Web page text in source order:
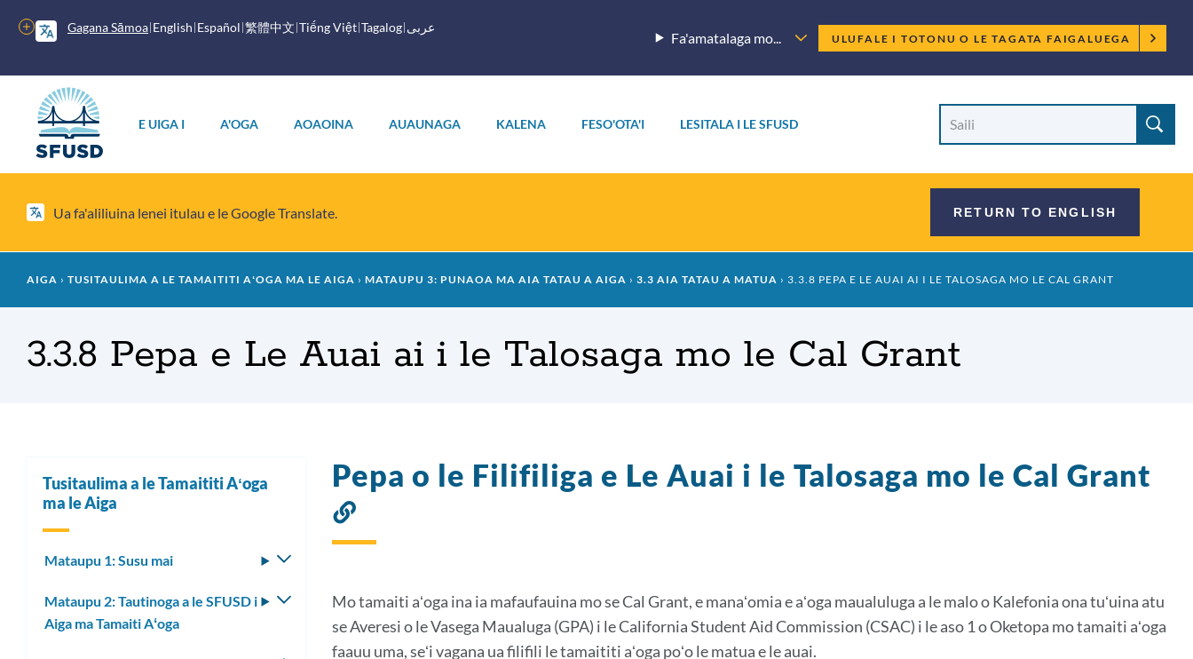
autū
Gagana Sāmoa English Español 繁體中文 Tiếng Việt Tagalog عربى
Isi
filifiliga
Fa'amatalaga mo...
Lisi
o
faigaluega
ULUFALE I TOTONU O LE TAGATA FAIGALUEGA
autū
E UIGA I A'OGA AOAOINA AUAUNAGA KALENA FESO'OTA'I LESITALA I LE SFUSD
Su'ega
luga
o
le
upega
tafa'ilagi
le
Upega
Ua fa'aliliuina lenei itulau e le Google Translate. RETURN TO ENGLISH
Paluga
AIGA TUSITAULIMA A LE TAMAITITI AʻOGA MA LE AIGA MATAUPU 3: PUNAOA MA AIA TATAU A AIGA 3.3 AIA TATAU A MATUA 3.3.8 PEPA E LE AUAI AI I LE TALOSAGA MO LE CAL GRANT
3.3.8 Pepa e Le Auai ai i le Talosaga mo le Cal Grant
Pepa o le Filifiliga e Le Auai i le Talosaga mo le Cal Grant
So'otaga
i
vaega
Mo tamaiti aʻoga ina ia mafaufauina mo se Cal Grant, e manaʻomia e aʻoga maualuluga a le malo o Kalefonia ona tuʻuina atu
se Averesi o le Vasega Maualuga (GPA) i le California Student Aid Commission (CSAC) i le aso 1 o Oketopa mo tamaiti aʻoga
faauu uma, seʻi vagana ua filifili le tamaititi aʻoga poʻo le matua e le auai.
Tusitaulima a le Tamaititi Aʻoga
ma le Aiga
Mataupu 1: Susu mai
Fa'asolo
Mataupu 2: Tautinoga a le SFUSD i
Aiga ma Tamaiti Aʻoga
Fa'asolo